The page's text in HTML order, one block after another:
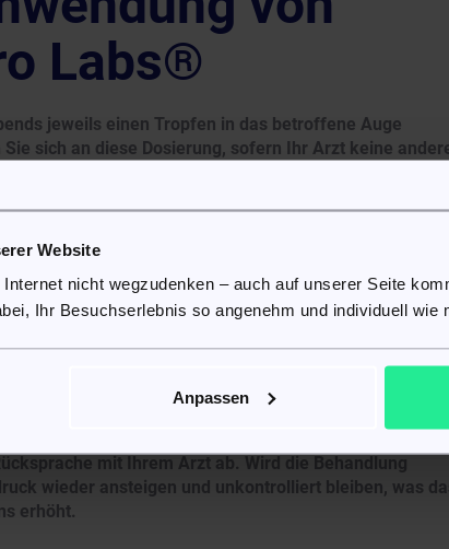
Website
nicht wegzudenken – auch auf unserer Seite
Ihr Besuchserlebnis so angenehm und individuell wie
Anpassen
Labs®
jeweils einen Tropfen in das betroffene Auge
sich an diese Dosierung, sofern Ihr Arzt keine
dann behandelt werden, wenn Ihr Arzt dies ausdrücklich
an, wie es Ihnen verordnet wurde.
in das Auge gelangt ist, spülen Sie das Auge mit
zusätzlichen Tropfen an, sondern setzen Sie die
fort.
diese nach, sobald Sie daran denken, und führen Sie
keine doppelte Menge, um eine ausgelassene Dosis
mit Ihrem Arzt ab. Wird die Behandlung
wieder ansteigen und unkontrolliert bleiben, was
erhöht.